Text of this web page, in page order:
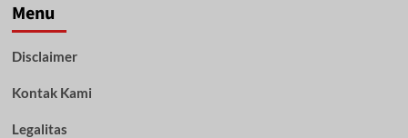
Sinergitas
Polri
Menu
Disclaimer
Kontak Kami
Legalitas